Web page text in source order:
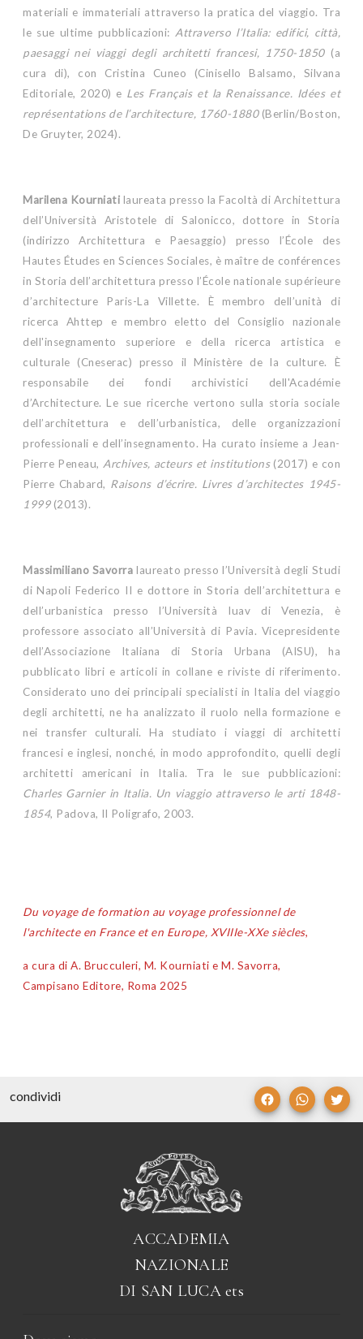
materiali e immateriali attraverso la pratica del viaggio. Tra
le sue ultime pubblicazioni: Attraverso l’Italia: edifici, città,
paesaggi nei viaggi degli architetti francesi, 1750-1850(a
cura di), con Cristina Cuneo (Cinisello Balsamo, Silvana
Editoriale, 2020) e Les Français et la Renaissance. Idées et
représentations de l’architecture, 1760-1880(Berlin/Boston,
De Gruyter, 2024).
Marilena Kourniati laureata presso la Facoltà di Architettura
dell’Università Aristotele di Salonicco, dottore in Storia
(indirizzo Architettura e Paesaggio) presso l’École des
Hautes Études en Sciences Sociales, è maître de conférences
in Storia dell’architettura presso l’École nationale supérieure
d’architecture Paris-La Villette. È membro dell’unità di
ricerca Ahttep e membro eletto del Consiglio nazionale
dell'insegnamento superiore e della ricerca artistica e
culturale (Cneserac) presso il Ministère de la culture. È
responsabile dei fondi archivistici dell'Académie
d’Architecture. Le sue ricerche vertono sulla storia sociale
dell’architettura e dell’urbanistica, delle organizzazioni
professionali e dell’insegnamento. Ha curato insieme a Jean-
Pierre Peneau, Archives, acteurs et institutions(2017) e con
Pierre Chabard, Raisons d’écrire. Livres d’architectes 1945-
1999(2013).
Massimiliano Savorra laureato presso l’Università degli Studi
di Napoli Federico II e dottore in Storia dell’architettura e
dell’urbanistica presso l’Università Iuav di Venezia, è
professore associato all’Università di Pavia. Vicepresidente
dell’Associazione Italiana di Storia Urbana (AISU), ha
pubblicato libri e articoli in collane e riviste di riferimento.
Considerato uno dei principali specialisti in Italia del viaggio
degli architetti, ne ha analizzato il ruolo nella formazione e
nei transfer culturali. Ha studiato i viaggi di architetti
francesi e inglesi, nonché, in modo approfondito, quelli degli
architetti americani in Italia. Tra le sue pubblicazioni:
Charles Garnier in Italia. Un viaggio attraverso le arti 1848-
1854, Padova, Il Poligrafo, 2003.
Du voyage de formation au voyage professionnel de
l'architecte en France et en Europe, XVIIIe-XXe siècles,
a cura di A. Brucculeri, M. Kourniati e M. Savorra,
Campisano Editore, Roma 2025
condividi
ACCADEMIA
NAZIONALE
DI SAN LUCAets